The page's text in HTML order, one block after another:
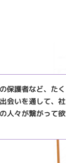
保護者など、たく
会いを通して、社
人々が繋がって欲